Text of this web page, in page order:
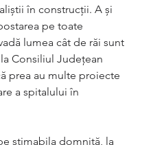
în construcții. A și
pe toate
lumea cât de răi sunt
Consiliul Județean
prea au multe proiecte
a spitalului în
stimabila domniță, la